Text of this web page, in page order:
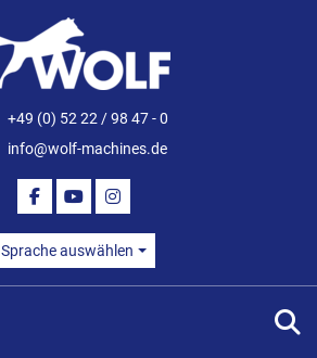
+49 (0) 52 22 / 98 47 - 0
info@wolf-machines.de
FACEBOOK
YOUTUBEINSTAGRAM
Sprache auswählen